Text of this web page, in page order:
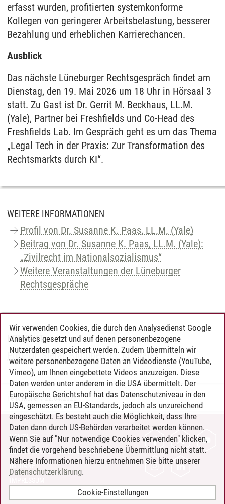
erfasst wurden, profitierten systemkonforme
Kollegen von geringerer Arbeitsbelastung, besserer
Bezahlung und erheblichen Karrierechancen.
Ausblick
Das nächste Lüneburger Rechtsgespräch findet am
Dienstag, den 19. Mai 2026 um 18 Uhr in Hörsaal 3
statt. Zu Gast ist Dr. Gerrit M. Beckhaus, LL.M.
(Yale), Partner bei Freshfields und Co-Head des
Freshfields Lab. Im Gespräch geht es um das Thema
„Legal Tech in der Praxis: Zur Transformation des
Rechtsmarkts durch KI“.
WEITERE INFORMATIONEN
Profil von Dr. Susanne K. Paas, LL.M. (Yale)
Beitrag von Dr. Susanne K. Paas, LL.M. (Yale):
„Zivilrecht im Nationalsozialismus“
Weitere Veranstaltungen der Lüneburger
Rechtsgespräche
KONTAKT
Prof. Dr. Stefan Klingbeil, LL.M. (Yale)
Felix Müller/22.04.2026
KONTAKT
LEUPHANA ALS ARBEITGEBER
INTRANET
Wir verwenden Cookies, die durch den Analysedienst Google
Analytics gesetzt und auf denen personenbezogene
Nutzerdaten gespeichert werden. Zudem übermitteln wir
weitere personenbezogene Daten an Videodienste (YouTube,
Vimeo), um Ihnen eingebettete Videos anzuzeigen. Diese
Daten werden unter anderem in die USA übermittelt. Der
Europäische Gerichtshof hat das Datenschutzniveau in den
USA, gemessen an EU-Standards, jedoch als unzureichend
eingeschätzt. Es besteht auch die Möglichkeit, dass Ihre
Daten dann durch US-Behörden verarbeitet werden können.
Wenn Sie auf "Nur notwendige Cookies verwenden" klicken,
findet die vorgehend beschriebene Übermittlung nicht statt.
Nähere Informationen hierzu entnehmen Sie bitte unserer
Datenschutzerklärung.
Cookie-Einstellungen